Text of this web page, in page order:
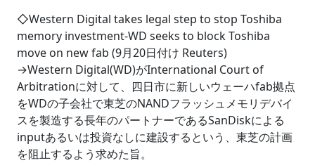
◇Western Digital takes legal step to stop Toshiba
memory investment-WD seeks to block Toshiba
move on new fab (9月20日付け Reuters)
→Western Digital(WD)がInternational Court of
Arbitrationに対して、四日市に新しいウェーハfab拠点
をWDの子会社で東芝のNANDフラッシュメモリデバイ
スを製造する長年のパートナーであるSanDiskによる
inputあるいは投資なしに建設するという、東芝の計画
を阻止するよう求めた旨。